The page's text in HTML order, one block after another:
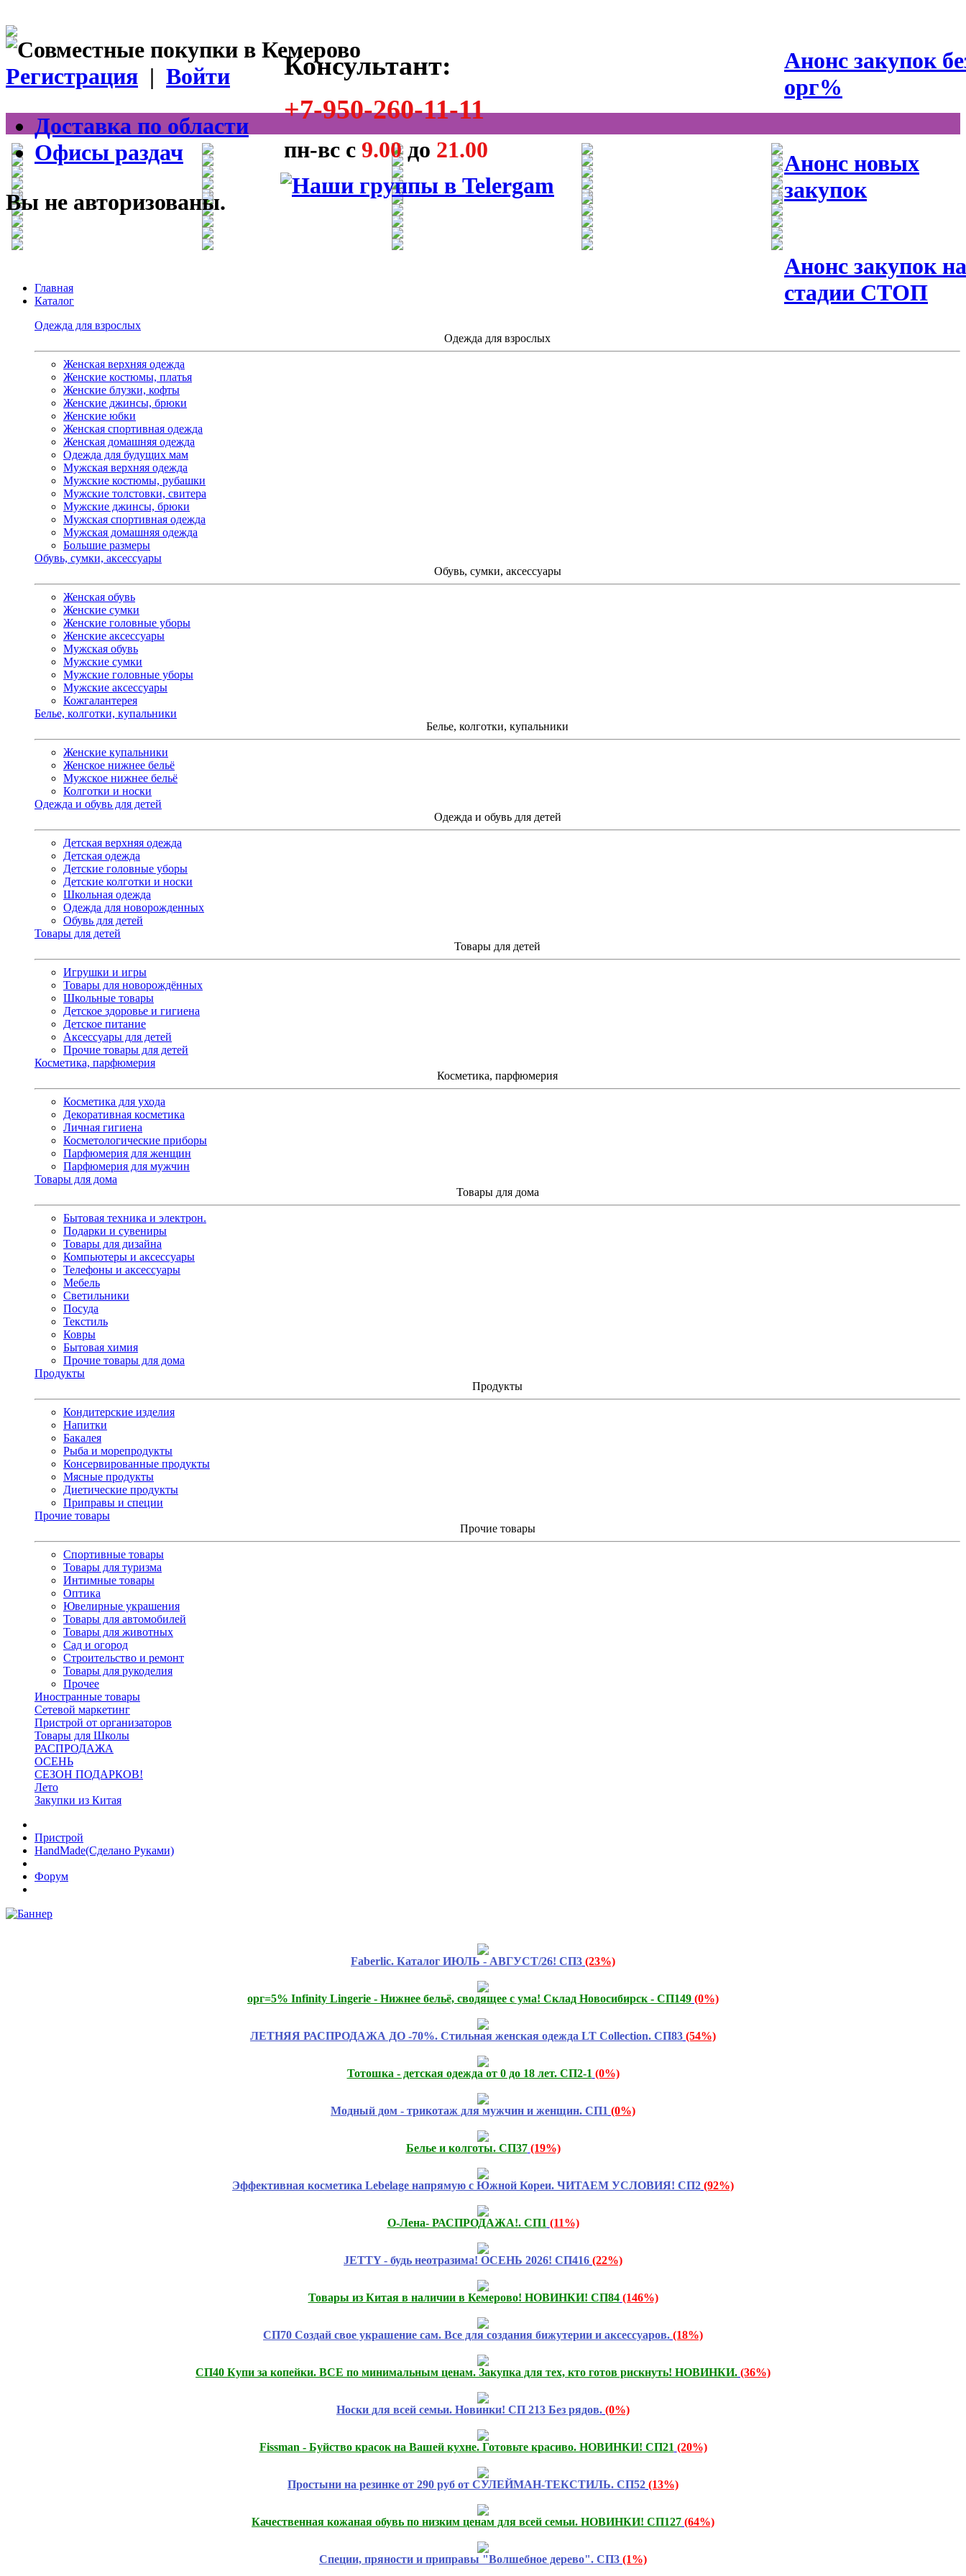
Анонс закупок
орг%
Анонс новых
закупок
Анонс закупок на
стадии СТОП
Консультант:
+7-950-260-11-11
пн-вс с 9.00до 21.00
Регистрация | Войти
Доставка по области
Офисы раздач
Вы не авторизованы.
Главная
Каталог
Одежда для взрослых
Одежда для взрослых
Женская верхняя одежда
Женские костюмы, платья
Женские блузки, кофты
Женские джинсы, брюки
Женские юбки
Женская спортивная одежда
Женская домашняя одежда
Одежда для будущих мам
Мужская верхняя одежда
Мужские костюмы, рубашки
Мужские толстовки, свитера
Мужские джинсы, брюки
Мужская спортивная одежда
Мужская домашняя одежда
Большие размеры
Обувь, сумки, аксессуары
Обувь, сумки, аксессуары
Женская обувь
Женские сумки
Женские головные уборы
Женские аксессуары
Мужская обувь
Мужские сумки
Мужские головные уборы
Мужские аксессуары
Кожгалантерея
Белье, колготки, купальники
Белье, колготки, купальники
Женские купальники
Женское нижнее бельё
Мужское нижнее бельё
Колготки и носки
Одежда и обувь для детей
Одежда и обувь для детей
Детская верхняя одежда
Детская одежда
Детские головные уборы
Детские колготки и носки
Школьная одежда
Одежда для новорожденных
Обувь для детей
Товары для детей
Товары для детей
Игрушки и игры
Товары для новорождённых
Школьные товары
Детское здоровье и гигиена
Детское питание
Аксессуары для детей
Прочие товары для детей
Косметика, парфюмерия
Косметика, парфюмерия
Косметика для ухода
Декоративная косметика
Личная гигиена
Косметологические приборы
Парфюмерия для женщин
Парфюмерия для мужчин
Товары для дома
Товары для дома
Бытовая техника и электрон.
Подарки и сувениры
Товары для дизайна
Компьютеры и аксессуары
Телефоны и аксессуары
Мебель
Светильники
Посуда
Текстиль
Ковры
Бытовая химия
Прочие товары для дома
Продукты
Продукты
Кондитерские изделия
Напитки
Бакалея
Рыба и морепродукты
Консервированные продукты
Мясные продукты
Диетические продукты
Приправы и специи
Прочие товары
Прочие товары
Спортивные товары
Товары для туризма
Интимные товары
Оптика
Ювелирные украшения
Товары для автомобилей
Товары для животных
Сад и огород
Строительство и ремонт
Товары для рукоделия
Прочее
Иностранные товары
Сетевой маркетинг
Пристрой от организаторов
Товары для Школы
РАСПРОДАЖА
ОСЕНЬ
СЕЗОН ПОДАРКОВ!
Лето
Закупки из Китая
Пристрой
HandMade(Сделано Руками)
Форум
Faberlic. Каталог ИЮЛЬ - АВГУСТ/26! СП3 (23%)
орг=5% Infinity Lingerie - Нижнее бельё, сводящее с ума! Склад Новосибирск - СП149 (0%)
ЛЕТНЯЯ РАСПРОДАЖА ДО -70%. Стильная женская одежда LT Collection. СП83 (54%)
Тотошка - детская одежда от 0 до 18 лет. СП2-1 (0%)
Модный дом - трикотаж для мужчин и женщин. СП1 (0%)
Белье и колготы. СП37 (19%)
Эффективная косметика Lebelage напрямую с Южной Кореи. ЧИТАЕМ УСЛОВИЯ! СП2 (92%)
О-Лена- РАСПРОДАЖА!. СП1 (11%)
JETTY - будь неотразима! ОСЕНЬ 2026! СП416 (22%)
Товары из Китая в наличии в Кемерово! НОВИНКИ! СП84 (146%)
СП70 Создай свое украшение сам. Все для создания бижутерии и аксессуаров. (18%)
СП40 Купи за копейки. ВСЕ по минимальным ценам. Закупка для тех, кто готов рискнуть! НОВИНКИ. (36%)
Носки для всей семьи. Новинки! СП 213 Без рядов. (0%)
Fissmаn - Буйство красок на Вашей кухне. Готовьте красиво. НОВИНКИ! СП21 (20%)
Простыни на резинке от 290 руб от СУЛЕЙМАН-ТЕКСТИЛЬ. СП52 (13%)
Качественная кожаная обувь по низким ценам для всей семьи. НОВИНКИ! СП127 (64%)
Специи, пряности и приправы "Волшебное дерево". СП3 (1%)